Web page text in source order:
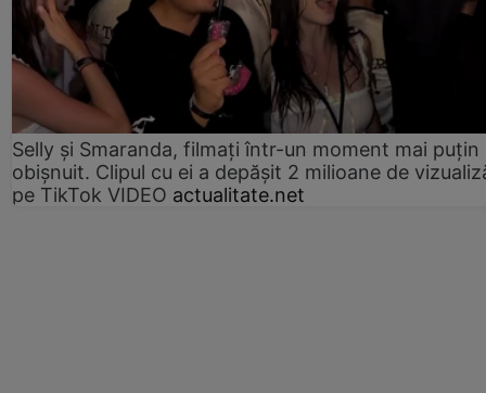
Selly și Smaranda, filmați într-un moment mai puțin
obișnuit. Clipul cu ei a depășit 2 milioane de
pe TikTok VIDEO actualitate.net